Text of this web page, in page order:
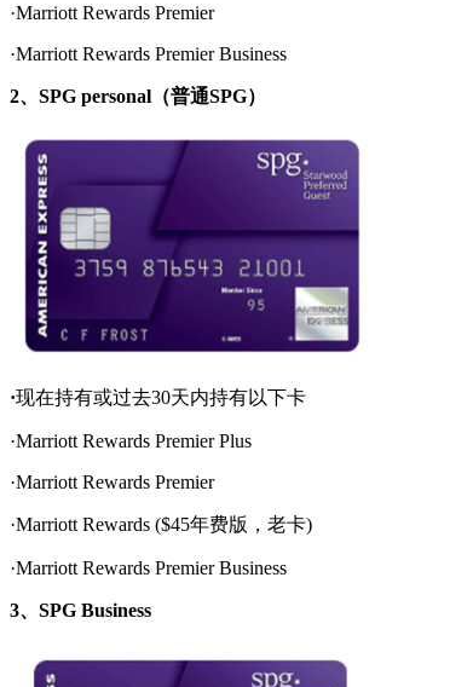
·Marriott Rewards Premier
·Marriott Rewards Premier Business
2、SPG personal（普通SPG）
·现在持有或过去30天内持有以下卡
·Marriott Rewards Premier Plus
·Marriott Rewards Premier
·Marriott Rewards ($45年费版，老卡)
·Marriott Rewards Premier Business
3、SPG Business